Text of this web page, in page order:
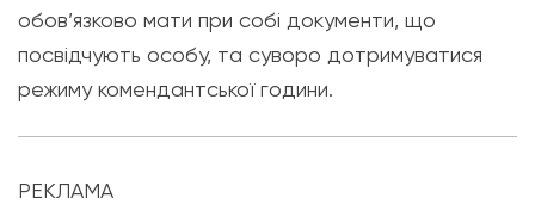
обов’язково мати при собі документи, що
посвідчують особу, та суворо дотримуватися
режиму комендантської години.
РЕКЛАМА